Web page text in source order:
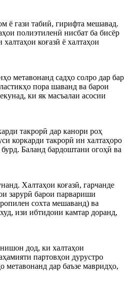
ё гази табиӣ, гирифта мешавад.
полиэтиленӣ нисбат ба бисёр
коғазӣ ё халтаҳои
метавонанд садҳо солро дар бар
пора шаванд ва барои
ки як масъалаи асосии
такрорӣ дар канори роҳ
коркарди такрорӣ ин халтаҳоро
Баланд бардоштани огоҳӣ ва
Халтаҳои коғазӣ, гарчанде
зарурӣ барои парвариши
сохта мешаванд) ва
изи ибтидоии камтар доранд,
дод, ки халтаҳои
партовҳои дурустро
дар баъзе мавридҳо,